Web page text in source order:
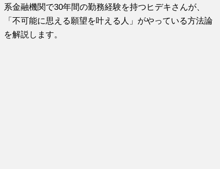
系金融機関で30年間の勤務経験を持つヒデキさんが、
「不可能に思える願望を叶える人」がやっている方法論
を解説します。